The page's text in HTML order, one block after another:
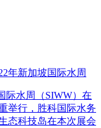
年新加坡国际水周
际水周（SIWW）在
举行，胜科国际水务
态科技岛在本次展会